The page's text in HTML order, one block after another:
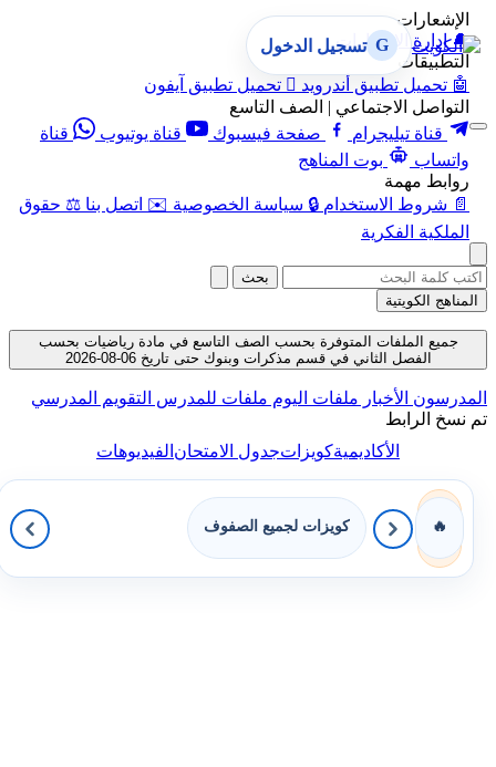
الإشعارات
🔔 إدارة الإشعارات
التطبيقات
🤖 تحميل تطبيق أندرويد  تحميل تطبيق آيفون
التواصل الاجتماعي | الصف التاسع
قناة تيليجرام
صفحة فيسبوك قناة يوتيوب
قناة
واتساب
بوت المناهج
روابط مهمة
📄 شروط الاستخدام 🔒 سياسة الخصوصية ✉️ اتصل بنا ⚖️ حقوق
الملكية الفكرية
G تسجيل الدخول
بحث
المناهج الكويتية
جميع الملفات المتوفرة بحسب الصف التاسع في مادة رياضيات بحسب
الفصل الثاني في قسم مذكرات وبنوك حتى تاريخ 06-08-2026
المدرسون الأخبار ملفات اليوم ملفات للمدرس التقويم المدرسي
تم نسخ الرابط
الأكاديميةكويزاتجدول الامتحانالفيديوهات
🔥 كويزات لجميع الصفوف